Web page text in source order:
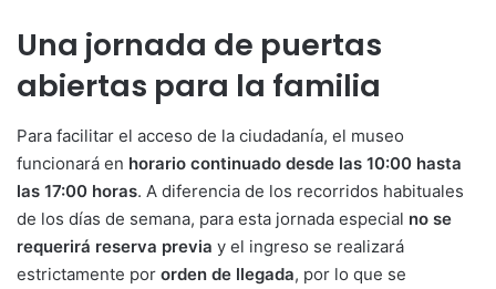
Una jornada de puertas
abiertas para la familia
Para facilitar el acceso de la ciudadanía, el museo
funcionará en horario continuado desde las 10:00 hasta
las 17:00 horas. A diferencia de los recorridos habituales
de los días de semana, para esta jornada especial no se
requerirá reserva previa y el ingreso se realizará
estrictamente por orden de llegada, por lo que se